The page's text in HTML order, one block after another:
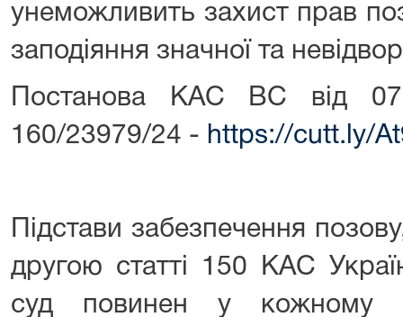
унеможливить захист прав
заподіяння значної та
Постанова КАС ВС від
160/23979/24 - https://cutt.ly/
Підстави забезпечення
другою статті 150 КАС
суд повинен у кожному